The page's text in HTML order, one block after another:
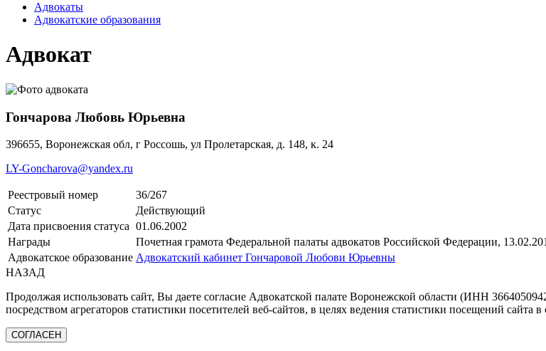
Адвокаты
Адвокатские образования
Адвокат
Гончарова Любовь Юрьевна
396655, Воронежская обл, г Россошь, ул Пролетарская, д. 148, к. 24
LY-Goncharova@yandex.ru
Реестровый номер
36/267
Статус
Действующий
Дата присвоения статуса 01.06.2002
Награды
Почетная грамота Федеральной палаты адвокатов Российской Федерации,
Адвокатское образование Адвокатский кабинет Гончаровой Любови Юрьевны
НАЗАД
Продолжая использовать сайт, Вы даете согласие Адвокатской палате Воронежской области (ИНН
посредством агрегаторов статистики посетителей веб-сайтов, в целях ведения статистики посещений сайта в
СОГЛАСЕН